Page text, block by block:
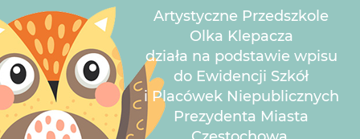
Artystyczne Przedszkole
Olka Klepacza
działa na podstawie wpisu
do Ewidencji Szkół
i Placówek Niepublicznych
Prezydenta Miasta